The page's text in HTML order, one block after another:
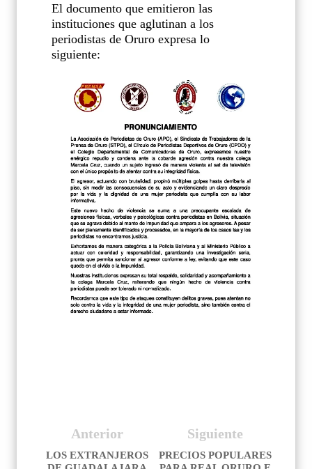
El documento que emitieron las
instituciones que aglutinan a los
periodistas de Oruro expresa lo
siguiente:
Siguiente
PRECIOS POPULARES
Anterior
LOS EXTRANJEROS